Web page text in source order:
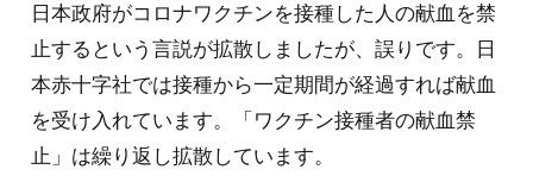
日本政府がコロナワクチンを接種した人の献血を禁
止するという言説が拡散しましたが、誤りです。日
本赤十字社では接種から一定期間が経過すれば献血
を受け入れています。「ワクチン接種者の献血禁
止」は繰り返し拡散しています。